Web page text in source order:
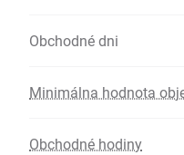
Obchodné dni
Minimálna hodnota
Obchodné hodiny